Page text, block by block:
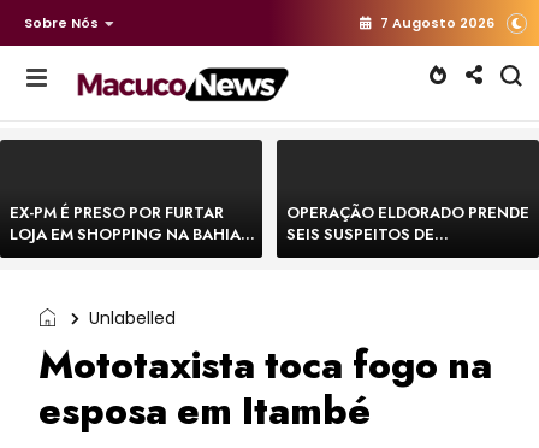
Sobre Nós 7 Augosto 2026
EX-PM É PRESO POR FURTAR
LOJA EM SHOPPING NA BAHIA E
ESCAPA CORRENDO DE
OPERAÇÃO ELDORADO PRENDE
SEIS SUSPEITOS DE
MOVIMENTAR R$ 25 MILHÕES
Unlabelled
Mototaxista toca fogo na
esposa em Itambé